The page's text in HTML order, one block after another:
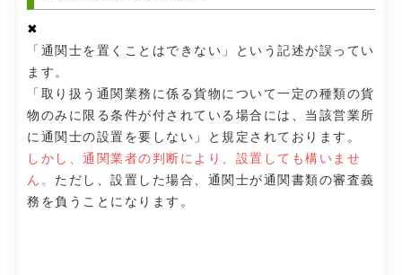
✖
「通関士を置くことはできない」という記述が誤ってい
ます。
「取り扱う通関業務に係る貨物について一定の種類の貨
物のみに限る条件が付されている場合には、当該営業所
に通関士の設置を要しない」と規定されております。
しかし、通関業者の判断により、設置しても構いませ
ん。 ただし、設置した場合、通関士が通関書類の審査義
務を負うことになります。